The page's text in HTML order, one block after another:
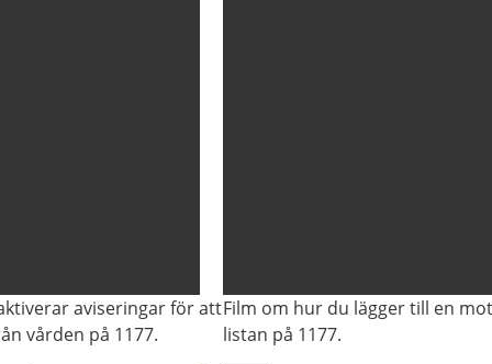
aviseringar för att
vården på 1177.
Film om hur du lägger till en
listan på 1177.